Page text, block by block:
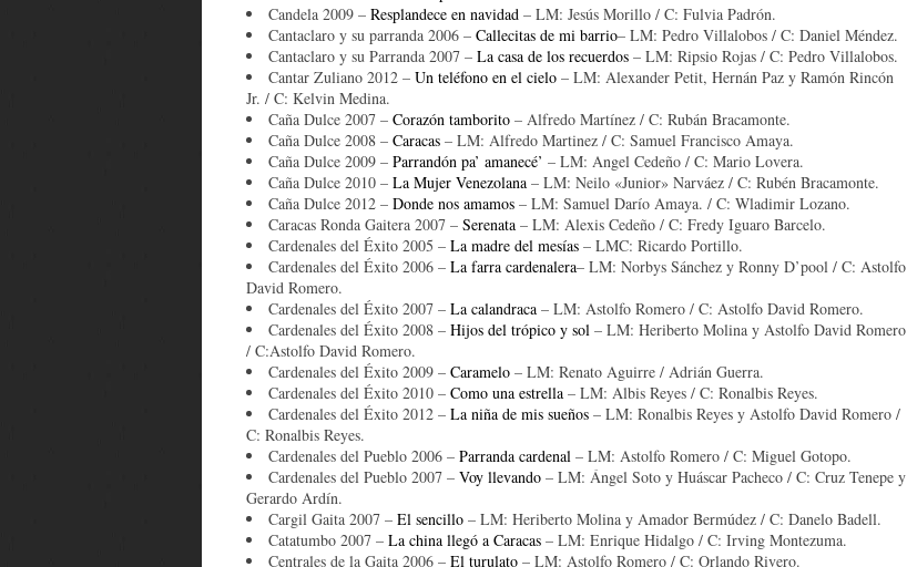
Candela 2009 – Resplandece en navidad – LM: Jesús Morillo / C: Fulvia Padrón.
Cantaclaro y su parranda 2006 – Callecitas de mi barrio– LM: Pedro Villalobos / C: Daniel Méndez.
Cantaclaro y su Parranda 2007 – La casa de los recuerdos – LM: Ripsio Rojas / C: Pedro Villalobos.
Cantar Zuliano 2012 – Un teléfono en el cielo – LM: Alexander Petit, Hernán Paz y Ramón Rincón
Jr. / C: Kelvin Medina.
Caña Dulce 2007 – Corazón tamborito – Alfredo Martínez / C: Rubán Bracamonte.
Caña Dulce 2008 – Caracas – LM: Alfredo Martinez / C: Samuel Francisco Amaya.
Caña Dulce 2009 – Parrandón pa’ amanecé’ – LM: Angel Cedeño / C: Mario Lovera.
Caña Dulce 2010 – La Mujer Venezolana – LM: Neilo «Junior» Narváez / C: Rubén Bracamonte.
Caña Dulce 2012 – Donde nos amamos – LM: Samuel Darío Amaya. / C: Wladimir Lozano.
Caracas Ronda Gaitera 2007 – Serenata – LM: Alexis Cedeño / C: Fredy Iguaro Barcelo.
Cardenales del Éxito 2005 – La madre del mesías – LMC: Ricardo Portillo.
Cardenales del Éxito 2006 – La farra cardenalera– LM: Norbys Sánchez y Ronny D’pool / C: Astolfo
David Romero.
Cardenales del Éxito 2007 – La calandraca – LM: Astolfo Romero / C: Astolfo David Romero.
Cardenales del Éxito 2008 – Hijos del trópico y sol – LM: Heriberto Molina y Astolfo David Romero
/ C:Astolfo David Romero.
Cardenales del Éxito 2009 – Caramelo – LM: Renato Aguirre / Adrián Guerra.
Cardenales del Éxito 2010 – Como una estrella – LM: Albis Reyes / C: Ronalbis Reyes.
Cardenales del Éxito 2012 – La niña de mis sueños – LM: Ronalbis Reyes y Astolfo David Romero /
C: Ronalbis Reyes.
Cardenales del Pueblo 2006 – Parranda cardenal – LM: Astolfo Romero / C: Miguel Gotopo.
Cardenales del Pueblo 2007 – Voy llevando – LM: Ángel Soto y Huáscar Pacheco / C: Cruz Tenepe y
Gerardo Ardín.
Cargil Gaita 2007 – El sencillo – LM: Heriberto Molina y Amador Bermúdez / C: Danelo Badell.
Catatumbo 2007 – La china llegó a Caracas – LM: Enrique Hidalgo / C: Irving Montezuma.
Centrales de la Gaita 2006 – El turulato – LM: Astolfo Romero / C: Orlando Rivero.